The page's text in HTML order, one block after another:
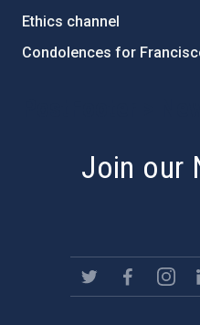
Ethics channel
Condolences for
Join our